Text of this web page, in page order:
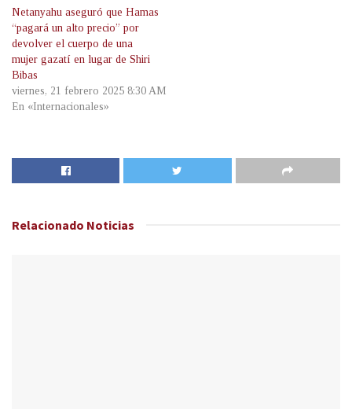
Netanyahu aseguró que Hamas
“pagará un alto precio” por
devolver el cuerpo de una
mujer gazatí en lugar de Shiri
Bibas
viernes, 21 febrero 2025 8:30 AM
En «Internacionales»
Relacionado Noticias